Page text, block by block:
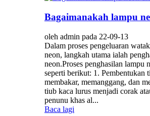
Bagaimanakah lampu
oleh admin pada 22-09-13
Dalam proses pengeluaran
neon, langkah utama ialah
neon.Proses penghasilan lampu
seperti berikut: 1. Pembentukan
membakar, memanggang, dan
tiub kaca lurus menjadi corak
penunu khas al...
Baca lagi